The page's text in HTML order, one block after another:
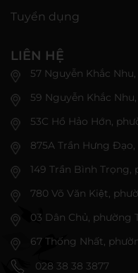
Tuyển dụng
LIÊN HỆ
57 Nguyễn Khắc
59 Nguyễn Khắc
53C Hồ Hảo Hớn,
875A Trần Hưng
149 Trần Bình Trọng,
780 Võ Văn Kiệt,
03 Dân Chủ, phường
67 Thống Nhất,
028 38 38 3877